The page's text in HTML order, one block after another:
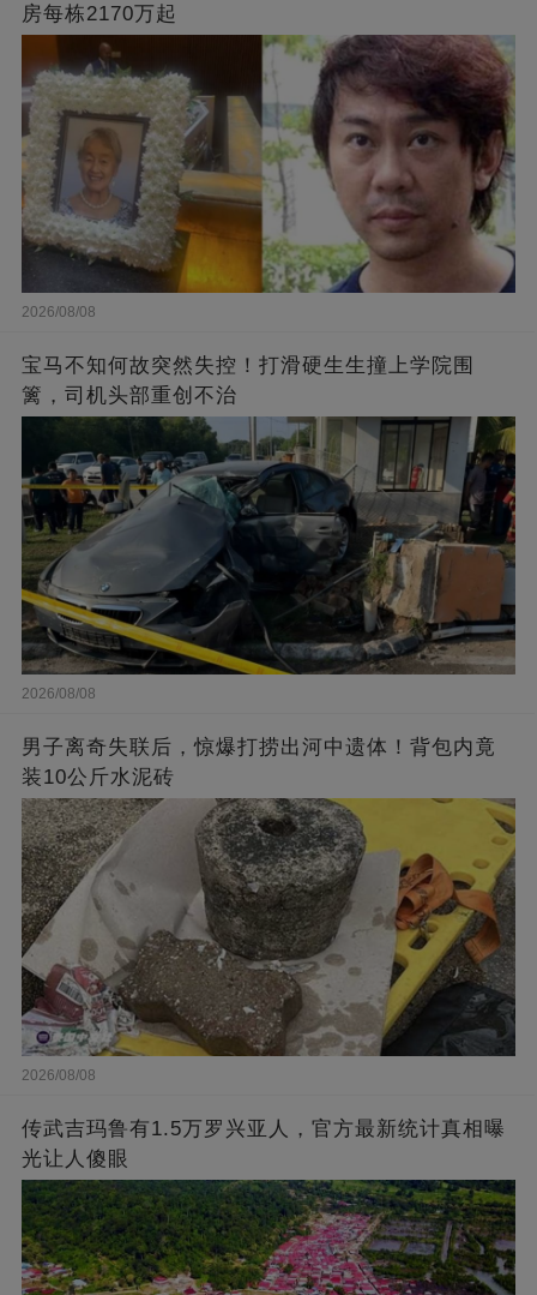
房每栋2170万起
2026/08/08
宝马不知何故突然失控！打滑硬生生撞上学院围
篱，司机头部重创不治
2026/08/08
男子离奇失联后，惊爆打捞出河中遗体！背包内竟
装10公斤水泥砖
2026/08/08
传武吉玛鲁有1.5万罗兴亚人，官方最新统计真相曝
光让人傻眼